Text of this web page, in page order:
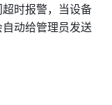
时报警，当设备
动给管理员发送